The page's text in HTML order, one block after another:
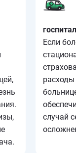
Если
случай